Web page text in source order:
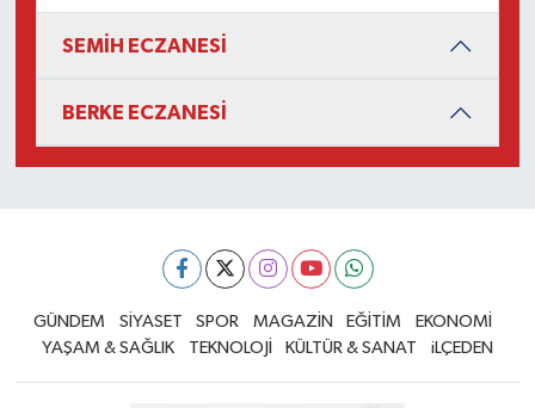
SEMİH ECZANESİ
BERKE ECZANESİ
GÜNDEM SİYASET SPOR MAGAZİN EĞİTİM
EKONOMİ
YAŞAM & SAĞLIK
TEKNOLOJİ KÜLTÜR & SANAT iLÇEDEN